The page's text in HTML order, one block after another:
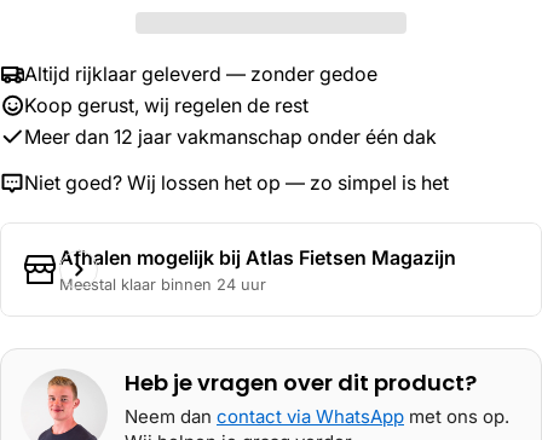
Altijd rijklaar geleverd — zonder gedoe
Koop gerust, wij regelen de rest
Meer dan 12 jaar vakmanschap onder één dak
Niet goed? Wij lossen het op — zo simpel is het
Afhalen mogelijk bij Atlas Fietsen Magazijn
Meestal klaar binnen 24 uur
Heb je vragen over dit product?
Neem dan contact via WhatsApp met ons op.